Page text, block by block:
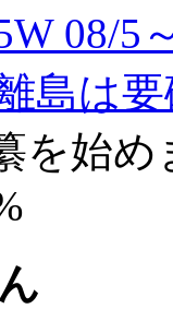
08/
島は
を始め